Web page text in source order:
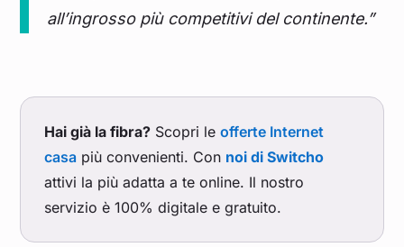
all’ingrosso più competitivi del continente.”
Hai già la fibra? Scopri leofferte Internet
casa più convenienti. Con noi di Switcho
attivi la più adatta a te online. Il nostro
servizio è 100% digitale e gratuito.